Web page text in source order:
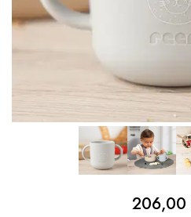
dopuri de urechi
Produse îngrijire copii
206,00